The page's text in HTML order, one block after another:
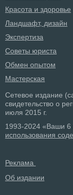
Красота и здоровье
Ландшафт, дизайн
Экспертиза
Советы юриста
Обмен опытом
Мастерская
Сетевое издание
свидетельство о
июля 2015 г.
1993-2024 «Ваши 6
использования
Реклама
Об издании